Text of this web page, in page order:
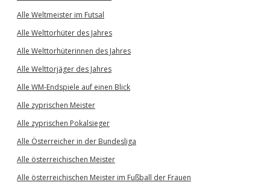
Alle Weltmeister im Futsal
Alle Welttorhüter des Jahres
Alle Welttorhüterinnen des Jahres
Alle Welttorjäger des Jahres
Alle WM-Endspiele auf einen Blick
Alle zyprischen Meister
Alle zyprischen Pokalsieger
Alle Österreicher in der Bundesliga
Alle österreichischen Meister
Alle österreichischen Meister im Fußball der Frauen